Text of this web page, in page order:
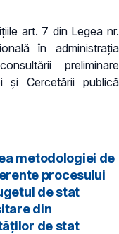
art. 7 din Legea nr.
în administraţia
preliminare
și Cercetării publică
metodologiei de
procesului
de stat
din
de stat